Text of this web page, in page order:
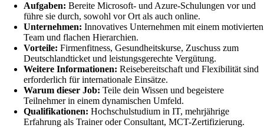
Aufgaben: Bereite Microsoft- und Azure-Schulungen vor und
führe sie durch, sowohl vor Ort als auch online.
Unternehmen: Innovatives Unternehmen mit einem motivierten
Team und flachen Hierarchien.
Vorteile: Firmenfitness, Gesundheitskurse, Zuschuss zum
Deutschlandticket und leistungsgerechte Vergütung.
Weitere Informationen: Reisebereitschaft und Flexibilität sind
erforderlich für internationale Einsätze.
Warum dieser Job: Teile dein Wissen und begeistere
Teilnehmer in einem dynamischen Umfeld.
Qualifikationen: Hochschulstudium in IT, mehrjährige
Erfahrung als Trainer oder Consultant, MCT-Zertifizierung.